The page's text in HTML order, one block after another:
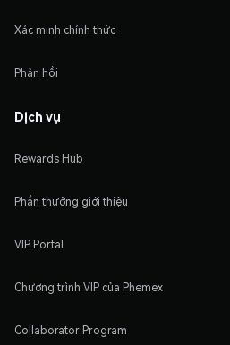
Xác minh chính thức
Phản hồi
Dịch vụ
Rewards Hub
Phần thưởng giới thiệu
VIP Portal
Chương trình VIP của Phemex
Collaborator Program